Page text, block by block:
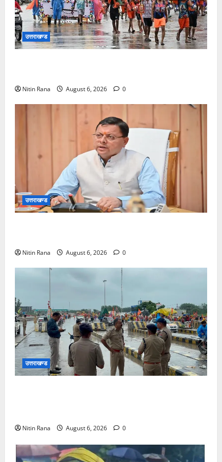
उत्तराखण्ड
Nitin Rana August 6, 2026 0
उत्तराखण्ड
Nitin Rana August 6, 2026 0
उत्तराखण्ड
Nitin Rana August 6, 2026 0